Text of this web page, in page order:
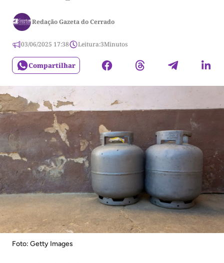
Redação Gazeta do Cerrado
03/06/2025 17:38 Leitura:3Minutos
Compartilhar
Foto: Getty Images